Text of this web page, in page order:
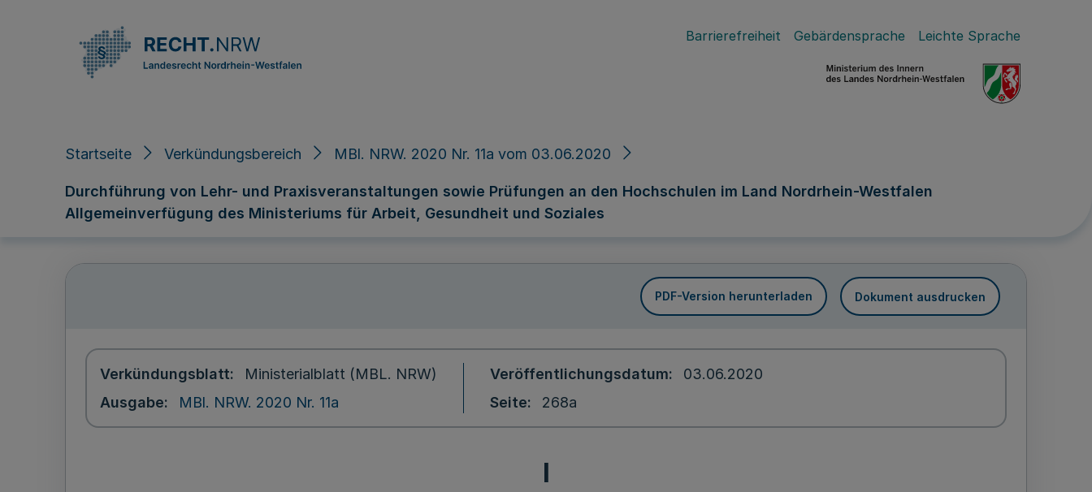
Barrierefreiheit Gebärdensprache Leichte Sprache
Startseite Verkündungsbereich MBl. NRW. 2020 Nr. 11a vom 03.06.2020
Durchführung von Lehr- und Praxisveranstaltungen sowie Prüfungen an den Hochschulen im Land Nordrhein-Westfalen
Allgemeinverfügung des Ministeriums für Arbeit, Gesundheit und Soziales
PDF-Version herunterladen Dokument ausdrucken
Verkündungsblatt
Ministerialblatt (MBL. NRW)
Ausgabe
MBl. NRW. 2020 Nr. 11a
Veröffentlichungsdatum
03.06.2020
Seite
268a
I